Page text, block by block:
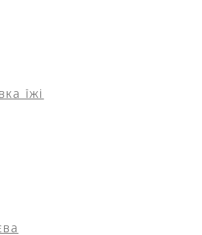
їжі